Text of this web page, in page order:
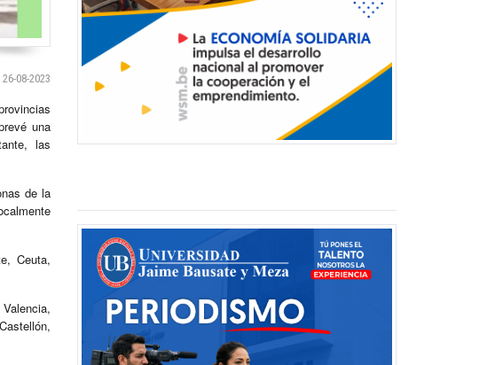
08-2023
una
las
de la
Ceuta,